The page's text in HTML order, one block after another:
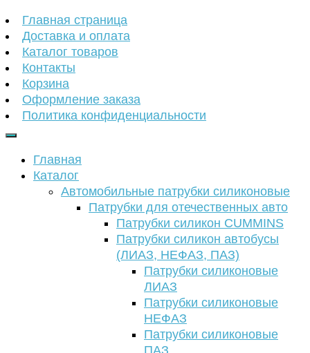
Главная страница
Доставка и оплата
Каталог товаров
Контакты
Корзина
Оформление заказа
Политика конфиденциальности
Главная
Каталог
Автомобильные патрубки силиконовые
Патрубки для отечественных авто
Патрубки силикон CUMMINS
Патрубки силикон автобусы
(ЛИАЗ, НЕФАЗ, ПАЗ)
Патрубки силиконовые
ЛИАЗ
Патрубки силиконовые
НЕФАЗ
Патрубки силиконовые
ПАЗ